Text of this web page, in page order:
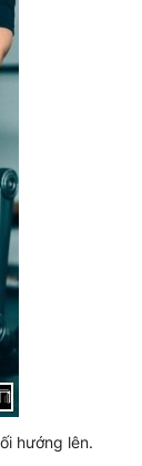
hướng lên.